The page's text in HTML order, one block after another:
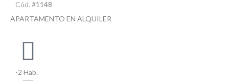
Cód. #1148
APARTAMENTO EN ALQUILER
-2 Hab.